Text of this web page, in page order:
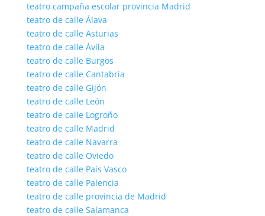
teatro campaña escolar provincia Madrid
teatro de calle Álava
teatro de calle Asturias
teatro de calle Ávila
teatro de calle Burgos
teatro de calle Cantabria
teatro de calle Gijón
teatro de calle León
teatro de calle Logroño
teatro de calle Madrid
teatro de calle Navarra
teatro de calle Oviedo
teatro de calle País Vasco
teatro de calle Palencia
teatro de calle provincia de Madrid
teatro de calle Salamanca